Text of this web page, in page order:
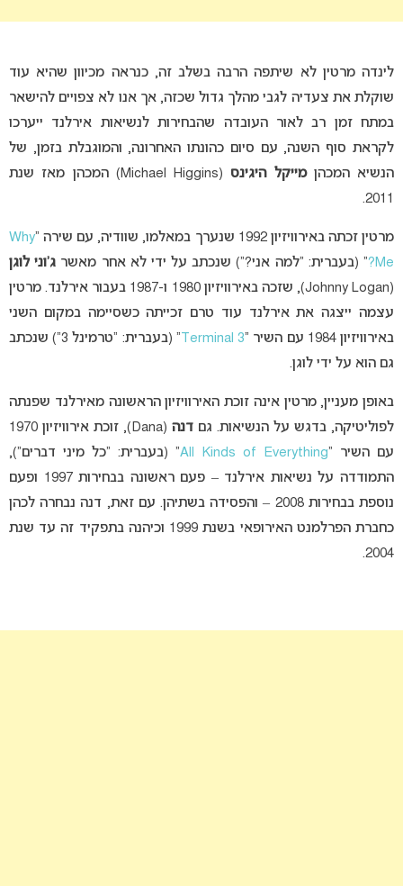
לינדה מרטין לא שיתפה הרבה בשלב זה, כנראה מכיוון שהיא עוד
שוקלת את צעדיה לגבי מהלך גדול שכזה, אך אנו לא צפויים להישאר
במתח זמן רב לאור העובדה שהבחירות לנשיאות אירלנד ייערכו
לקראת סוף השנה, עם סיום כהונתו האחרונה, והמוגבלת בזמן, של
הנשיא המכהןמייקל היגינס
(Michael Higgins) המכהן מאז שנת
2011.
מרטין זכתה באירוויזיון 1992 שנערך במאלמו, שוודיה, עם שירה “
Why
Me?
” (בעברית: “למה אני?”) שנכתב על ידי לא אחר מאשר ג’וני לוגן
(Johnny Logan), שזכה באירוויזיון 1980 ו-1987 בעבור אירלנד. מרטין
עצמה ייצגה את אירלנד עוד טרם זכייתה כשסיימה במקום השני
באירוויזיון 1984 עם השיר “
Terminal 3
” (בעברית: “טרמינל 3”) שנכתב
גם הוא על ידי לוגן.
באופן מעניין, מרטין אינה זוכת האירוויזיון הראשונה מאירלנד שפנתה
לפוליטיקה, בדגש על הנשיאות. גם דנה
(Dana), זוכת אירוויזיון 1970
עם השיר “All Kinds of Everything” (בעברית: “כל מיני דברים”),
התמודדה על נשיאות אירלנד – פעם ראשונה בבחירות 1997 ופעם
נוספת בבחירות 2008 – והפסידה בשתיהן. עם זאת, דנה נבחרה לכהן
כחברת הפרלמנט האירופאי בשנת 1999 וכיהנה בתפקיד זה עד שנת
2004.